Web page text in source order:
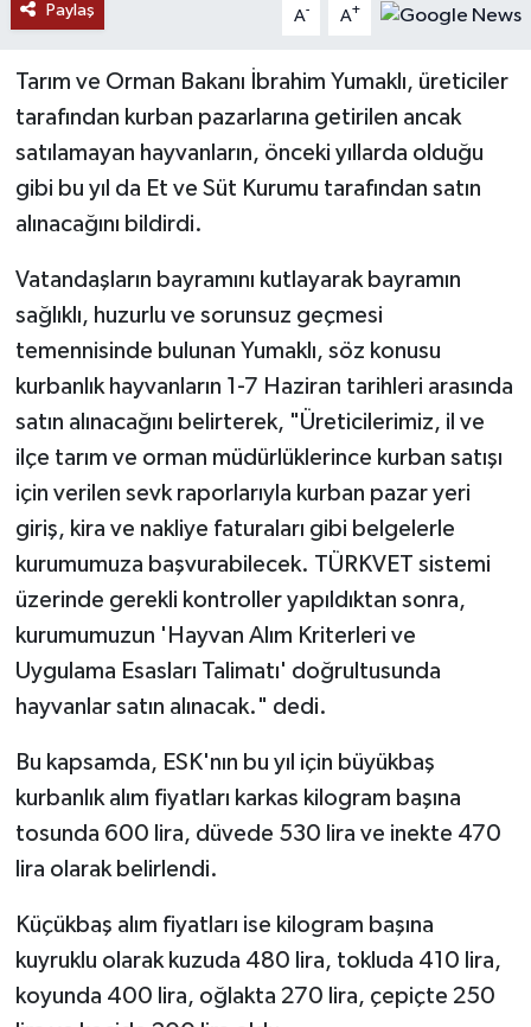
Paylaş A- A+
Tarım ve Orman Bakanı İbrahim Yumaklı, üreticiler
tarafından kurban pazarlarına getirilen ancak
satılamayan hayvanların, önceki yıllarda olduğu
gibi bu yıl da Et ve Süt Kurumu tarafından satın
alınacağını bildirdi.
Vatandaşların bayramını kutlayarak bayramın
sağlıklı, huzurlu ve sorunsuz geçmesi
temennisinde bulunan Yumaklı, söz konusu
kurbanlık hayvanların 1-7 Haziran tarihleri arasında
satın alınacağını belirterek, "Üreticilerimiz, il ve
ilçe tarım ve orman müdürlüklerince kurban satışı
için verilen sevk raporlarıyla kurban pazar yeri
giriş, kira ve nakliye faturaları gibi belgelerle
kurumumuza başvurabilecek. TÜRKVET sistemi
üzerinde gerekli kontroller yapıldıktan sonra,
kurumumuzun 'Hayvan Alım Kriterleri ve
Uygulama Esasları Talimatı' doğrultusunda
hayvanlar satın alınacak." dedi.
Bu kapsamda, ESK'nın bu yıl için büyükbaş
kurbanlık alım fiyatları karkas kilogram başına
tosunda 600 lira, düvede 530 lira ve inekte 470
lira olarak belirlendi.
Küçükbaş alım fiyatları ise kilogram başına
kuyruklu olarak kuzuda 480 lira, tokluda 410 lira,
koyunda 400 lira, oğlakta 270 lira, çepiçte 250